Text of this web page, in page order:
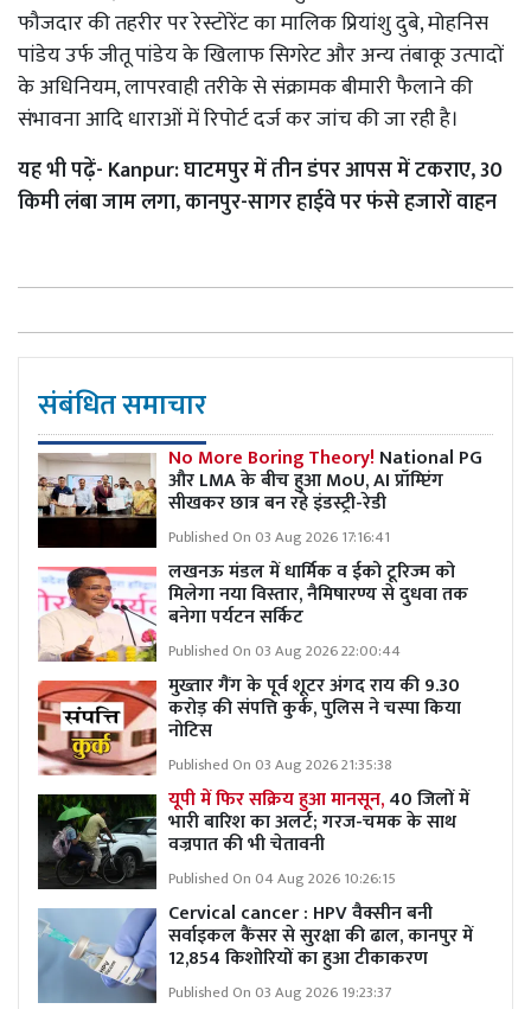
फौजदार की तहरीर पर रेस्टोरेंट का मालिक प्रियांशु दुबे, मोहनिस
पांडेय उर्फ जीतू पांडेय के खिलाफ सिगरेट और अन्य तंबाकू उत्पादों
के अधिनियम, लापरवाही तरीके से संक्रामक बीमारी फैलाने की
संभावना आदि धाराओं में रिपोर्ट दर्ज कर जांच की जा रही है।
यह भी पढ़ें- Kanpur: घाटमपुर में तीन डंपर आपस में टकराए, 30
किमी लंबा जाम लगा, कानपुर-सागर हाईवे पर फंसे हजारों वाहन
संबंधित समाचार
No More Boring Theory! National PG
और LMA के बीच हुआ MoU, AI प्रॉम्प्टिंग
सीखकर छात्र बन रहे इंडस्ट्री-रेडी
Published On 03 Aug 2026 17:16:41
लखनऊ मंडल में धार्मिक व ईको टूरिज्म को
मिलेगा नया विस्तार, नैमिषारण्य से दुधवा तक
बनेगा पर्यटन सर्किट
Published On 03 Aug 2026 22:00:44
मुख्तार गैंग के पूर्व शूटर अंगद राय की 9.30
करोड़ की संपत्ति कुर्क, पुलिस ने चस्पा किया
नोटिस
Published On 03 Aug 2026 21:35:38
यूपी में फिर सक्रिय हुआ मानसून,40 जिलों में
भारी बारिश का अलर्ट; गरज-चमक के साथ
वज्रपात की भी चेतावनी
Published On 04 Aug 2026 10:26:15
Cervical cancer : HPV वैक्सीन बनी
सर्वाइकल कैंसर से सुरक्षा की ढाल, कानपुर में
12,854 किशोरियों का हुआ टीकाकरण
Published On 03 Aug 2026 19:23:37